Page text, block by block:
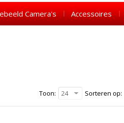
Camera's Accessoires
Sorteren op:
Toon: 24